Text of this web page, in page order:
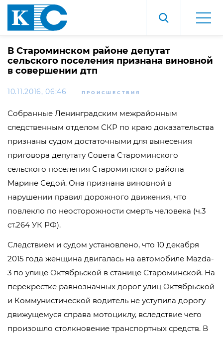
В Староминском районе депутат
сельского поселения признана виновной
в совершении дтп
10.11.2016, 06:46 ПРОИСШЕСТВИЯ
Собранные Ленинградским межрайонным
следственным отделом СКР по краю доказательства
признаны судом достаточными для вынесения
приговора депутату Совета Староминского
сельского поселения Староминского района
Марине Седой. Она признана виновной в
нарушении правил дорожного движения, что
повлекло по неосторожности смерть человека (ч.3
ст.264 УК РФ).
Следствием и судом установлено, что 10 декабря
2015 года женщина двигалась на автомобиле Mazda-
3 по улице Октябрьской в станице Староминской. На
перекрестке равнозначных дорог улиц Октябрьской
и Коммунистической водитель не уступила дорогу
движущемуся справа мотоциклу, вследствие чего
произошло столкновение транспортных средств. В